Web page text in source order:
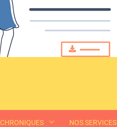
CHRONIQUES NOS SERVICES